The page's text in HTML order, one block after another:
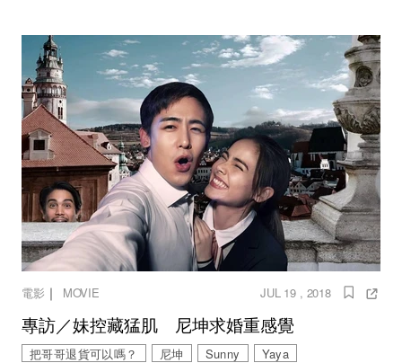
電影 ｜ MOVIE JUL 19 , 2018
專訪／妹控藏猛肌 尼坤求婚重感覺
把哥哥退貨可以嗎？ 尼坤 Sunny Yaya